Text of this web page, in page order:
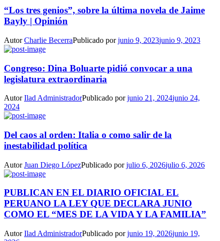
“Los tres genios”, sobre la última novela de Jaime
Bayly | Opinión
AutorCharlie BecerraPublicado porjunio 9, 2023junio 9, 2023
Congreso: Dina Boluarte pidió convocar a una
legislatura extraordinaria
AutorIlad AdministradorPublicado porjunio 21, 2024junio 24,
2024
Del caos al orden: Italia o como salir de la
inestabilidad política
AutorJuan Diego LópezPublicado porjulio 6, 2026julio 6, 2026
PUBLICAN EN EL DIARIO OFICIAL EL
PERUANO LA LEY QUE DECLARA JUNIO
COMO EL “MES DE LA VIDA Y LA FAMILIA”
AutorIlad AdministradorPublicado porjunio 19, 2026junio 19,